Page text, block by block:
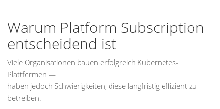
Warum Platform Subscription
entscheidend ist
Viele Organisationen bauen erfolgreich Kubernetes-
Plattformen —
haben jedoch Schwierigkeiten, diese langfristig effizient zu
betreiben.